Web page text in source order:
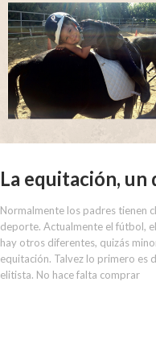
La equitación,
Normalmente los padres tienen
deporte. Actualmente el fútbol,
hay otros diferentes, quizás
equitación. Talvez lo primero es
elitista. No hace falta comprar